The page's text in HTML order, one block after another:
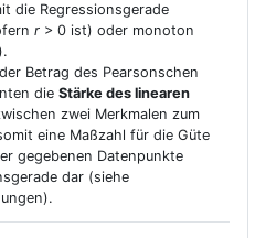
die Regressionsgerade
r > 0 ist) oder monoton
Betrag des Pearsonschen
die Stärke des linearen
zwei Merkmalen zum
eine Maßzahl für die Güte
gegebenen Datenpunkte
dar (siehe